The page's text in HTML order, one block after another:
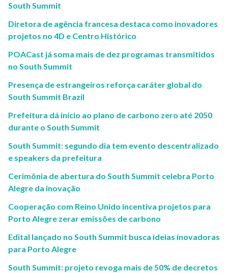
South Summit
Diretora de agência francesa destaca como inovadores
projetos no 4D e Centro Histórico
​​POACast já soma mais de dez programas transmitidos
no South Summit
Presença de estrangeiros reforça caráter global do
South Summit Brazil
Prefeitura dá início ao plano de carbono zero até 2050
durante o South Summit
South Summit: segundo dia tem evento descentralizado
e speakers da prefeitura
Cerimônia de abertura do South Summit celebra Porto
Alegre da inovação
Cooperação com Reino Unido incentiva projetos para
Porto Alegre zerar emissões de carbono
Edital lançado no South Summit busca ideias inovadoras
para Porto Alegre
South Summit: projeto revoga mais de 50% de decretos